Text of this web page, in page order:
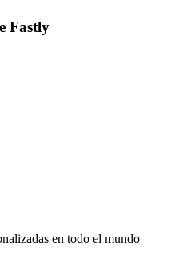
Fastly
en todo el mundo